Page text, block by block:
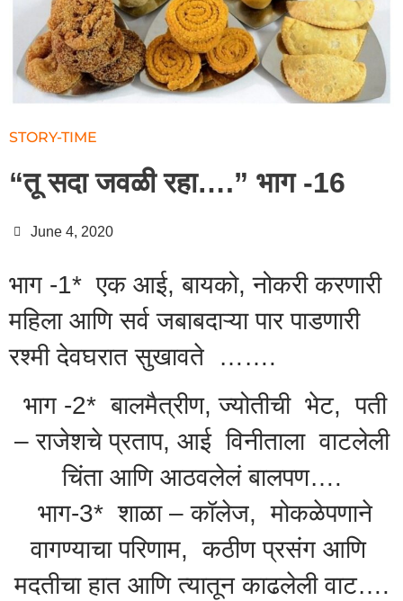
STORY-TIME
“तू सदा जवळी रहा….” भाग -16
June 4, 2020
भाग -1* एक आई, बायको, नोकरी करणारी
महिला आणि सर्व जबाबदाऱ्या पार पाडणारी
रश्मी देवघरात सुखावते …….
भाग -2* बालमैत्रीण, ज्योतीची भेट, पती
– राजेशचे प्रताप, आई विनीताला वाटलेली
चिंता आणि आठवलेलं बालपण….
भाग-3* शाळा – कॉलेज, मोकळेपणाने
वागण्याचा परिणाम, कठीण प्रसंग आणि
मदतीचा हात आणि त्यातून काढलेली वाट….